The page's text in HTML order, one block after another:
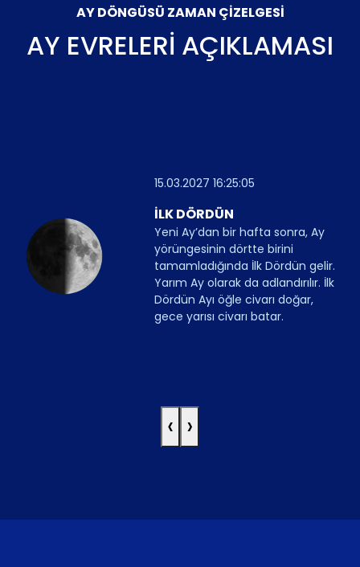
AY DÖNGÜSÜ ZAMAN ÇIZELGESI
AY EVRELERI AÇIKLAMASI
15.03.2027 16:25:05
İLK DÖRDÜN
Yeni Ay’dan bir hafta sonra, Ay
yörüngesinin dörtte birini
tamamladığında İlk Dördün gelir.
Yarım Ay olarak da adlandırılır. İlk
Dördün Ayı öğle civarı doğar,
gece yarısı civarı batar.
‹ ›